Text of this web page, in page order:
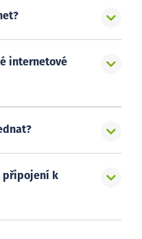
internetové
připojení k